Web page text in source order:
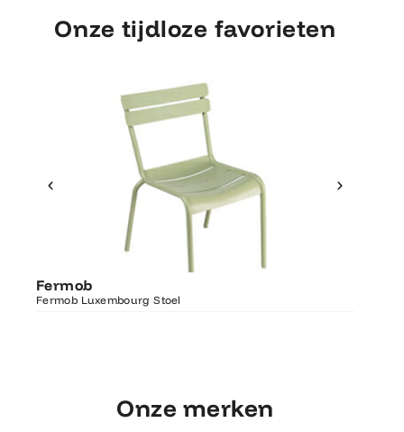
Onze tijdloze favorieten
Fermob
Fermob Luxembourg Stoel
Ontdek Fermob
Luxembourg Stoel
Onze merken